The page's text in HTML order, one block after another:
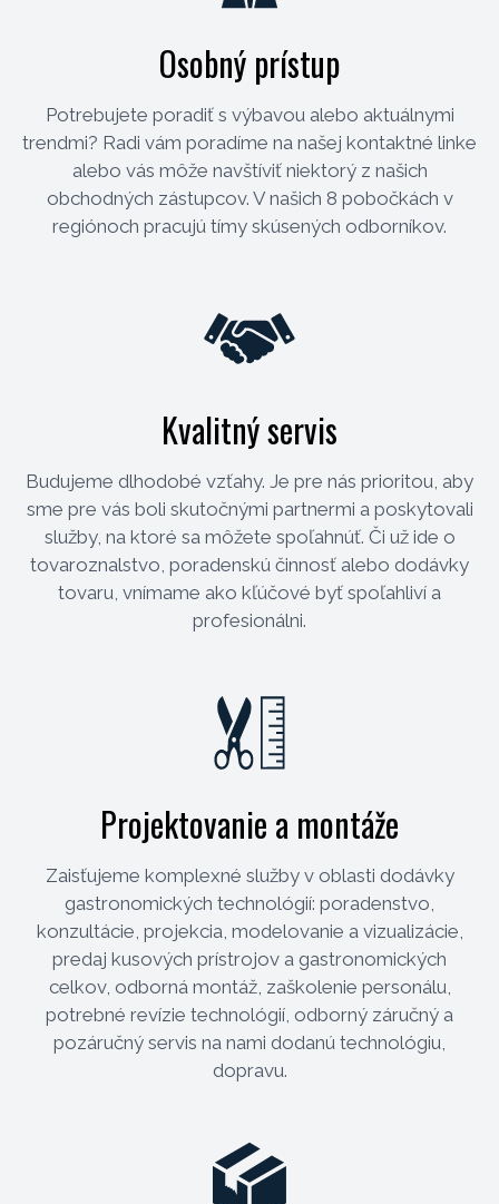
Osobný prístup
Potrebujete poradiť s výbavou alebo aktuálnymi
trendmi? Radi vám poradíme na našej kontaktné linke
alebo vás môže navštíviť niektorý z našich
obchodných zástupcov. V našich 8 pobočkách v
regiónoch pracujú tímy skúsených odborníkov.
Kvalitný servis
Budujeme dlhodobé vzťahy. Je pre nás prioritou, aby
sme pre vás boli skutočnými partnermi a poskytovali
služby, na ktoré sa môžete spoľahnúť. Či už ide o
tovaroznalstvo, poradenskú činnosť alebo dodávky
tovaru, vnímame ako kľúčové byť spoľahliví a
profesionálni.
Projektovanie a montáže
Zaisťujeme komplexné služby v oblasti dodávky
gastronomických technológií: poradenstvo,
konzultácie, projekcia, modelovanie a vizualizácie,
predaj kusových prístrojov a gastronomických
celkov, odborná montáž, zaškolenie personálu,
potrebné revízie technológií, odborný záručný a
pozáručný servis na nami dodanú technológiu,
dopravu.